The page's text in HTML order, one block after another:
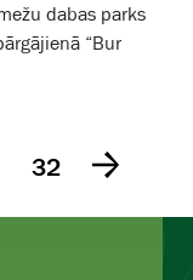
dabas parks
“Bur
32